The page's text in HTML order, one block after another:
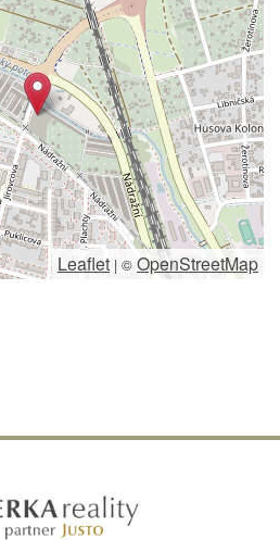
Leaflet | © OpenStreetMap